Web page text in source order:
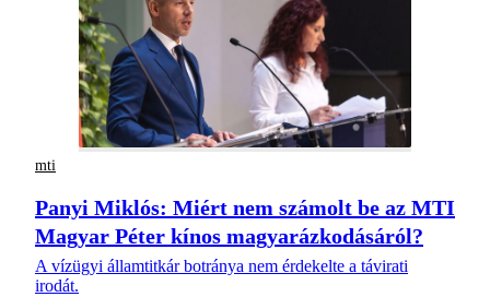
mti
Panyi Miklós: Miért nem számolt be az MTI
Magyar Péter kínos magyarázkodásáról?
A vízügyi államtitkár botránya nem érdekelte a távirati
irodát.